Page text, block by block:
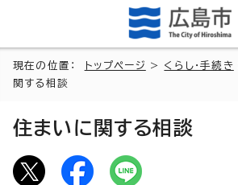
現在の位置： トップページ > くらし・手続き
関する相談
住まいに関する相談